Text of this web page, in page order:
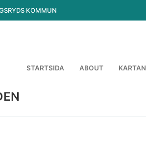
KOMMUN
STARTSIDA ABOUT KARTAN